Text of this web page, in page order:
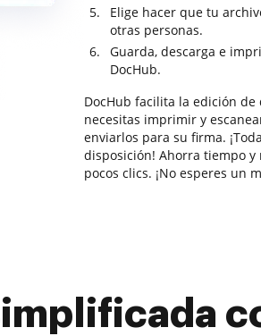
Elige hacer que tu
otras personas.
Guarda, descarga e
DocHub.
DocHub facilita la edición de
necesitas imprimir y
enviarlos para su firma.
disposición! Ahorra tiempo
pocos clics. ¡No esperes un